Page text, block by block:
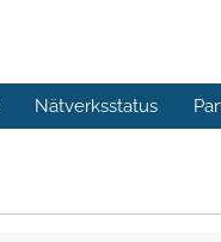
Nätverksstatus